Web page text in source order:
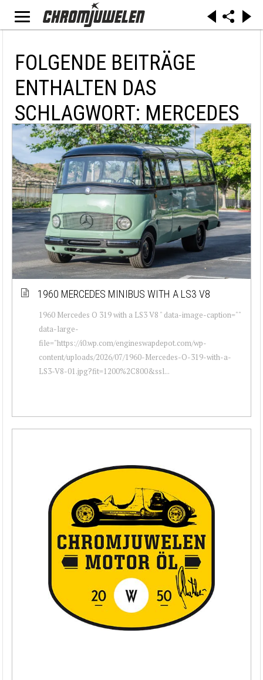
FOLGENDE BEITRÄGE
ENTHALTEN DAS
SCHLAGWORT: MERCEDES
1960 MERCEDES MINIBUS WITH A LS3 V8
1960 Mercedes O 319 with a LS3 V8 " data-image-caption=""
data-large-
file="https://i0.wp.com/engineswapdepot.com/wp-
content/uploads/2026/07/1960-Mercedes-O-319-with-a-
LS3-V8-01.jpg?fit=1200%2C800&ssl...